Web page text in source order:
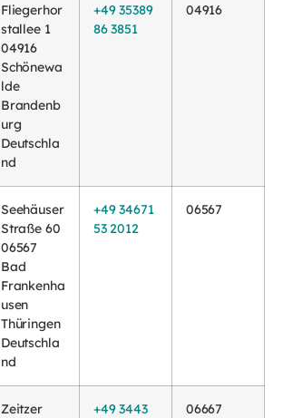
Fliegerhor
stallee 1
04916
Schönewa
lde
Brandenb
urg
Deutschla
nd
+49 35389
86 3851
04916
Seehäuser
Straße 60
06567
Bad
Frankenha
usen
Thüringen
Deutschla
nd
+49 34671
53 2012
06567
Zeitzer
+49 3443
06667